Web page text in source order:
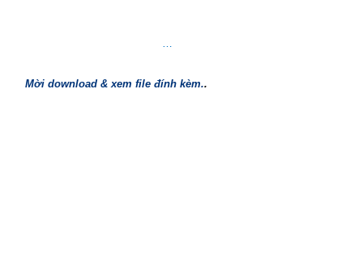
Mời download & xem file đính kèm..